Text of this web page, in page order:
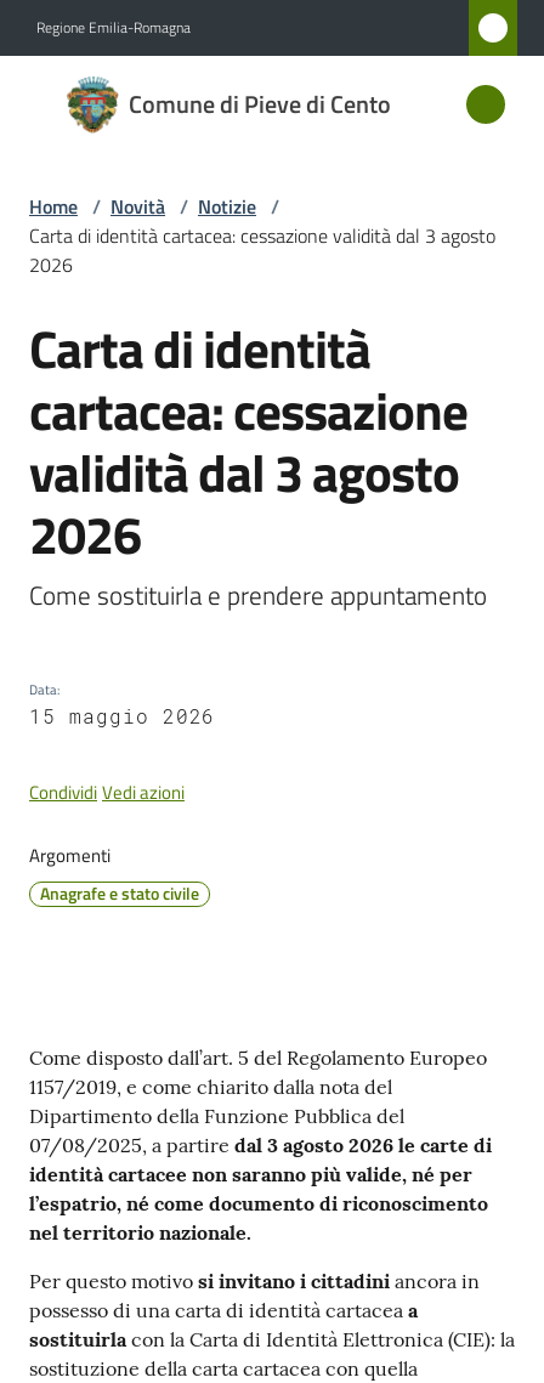
Regione Emilia-Romagna
Comune di Pieve di Cento
Comune
di Pieve
Amministrazione
Novità
Menu selezionato
Vivere
Pieve
di
Cento
Amministrazione
Trasparente
Tutti
argomenti...
Home / Novità / Notizie /
Carta di identità cartacea: cessazione validità dal 3 agosto
2026
Salta al contenuto
Carta di identità
cartacea: cessazione
validità dal 3 agosto
2026
Come sostituirla e prendere appuntamento
Data:
15 maggio 2026
CondividiVedi azioni
Argomenti
Anagrafe e stato civile
Contenuto
Come disposto dall’art. 5 del Regolamento Europeo
1157/2019, e come chiarito dalla nota del
Dipartimento della Funzione Pubblica del
07/08/2025, a partire dal 3 agosto 2026 le carte di
identità cartacee non saranno più valide, né per
l’espatrio, né come documento di riconoscimento
nel territorio nazionale.
Per questo motivo si invitano i cittadini ancora in
possesso di una carta di identità cartacea a
sostituirlacon la Carta di Identità Elettronica (CIE): la
sostituzione della carta cartacea con quella